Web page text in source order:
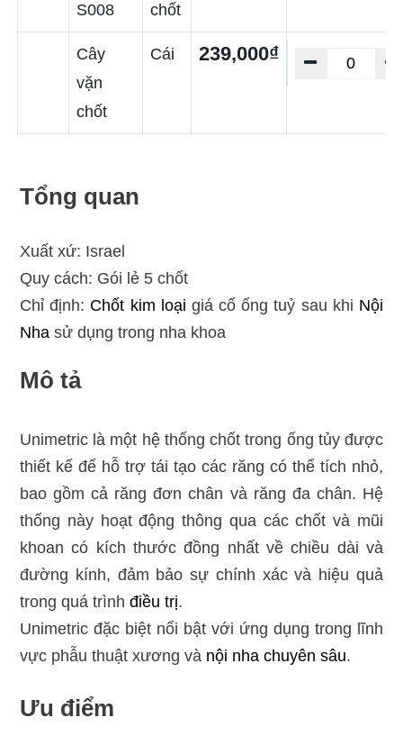
S008
chốt
Cây
vặn
chốt
Cái 239,000₫
Tổng quan
Xuất xứ: Israel
Quy cách: Gói lẻ 5 chốt
Chỉ định: Chốt kim loại giá cố ống tuỷ sau khi Nội
Nhasử dụng trong nha khoa
Mô tả
Unimetric là một hệ thống chốt trong ống tủy được
thiết kế để hỗ trợ tái tạo các răng có thể tích nhỏ,
bao gồm cả răng đơn chân và răng đa chân. Hệ
thống này hoạt động thông qua các chốt và mũi
khoan có kích thước đồng nhất về chiều dài và
đường kính, đảm bảo sự chính xác và hiệu quả
trong quá trình điều trị.
Unimetric đặc biệt nổi bật với ứng dụng trong lĩnh
vực phẫu thuật xương và nội nha chuyên sâu.
Ưu điểm